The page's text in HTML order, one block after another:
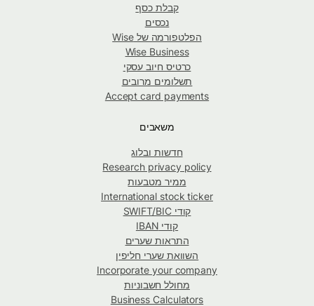
קבלת כסף
נכסים
הפלטפורמה של Wise
Wise Business
כרטיס חיוב עסקי
תשלומים מרובים
Accept card payments
משאבים
חדשות ובלוג
Research privacy policy
ממיר מטבעות
International stock ticker
קודי SWIFT/BIC
קודי IBAN
התראות שערים
השוואת שערי חליפין
Incorporate your company
מחולל חשבוניות
Business Calculators